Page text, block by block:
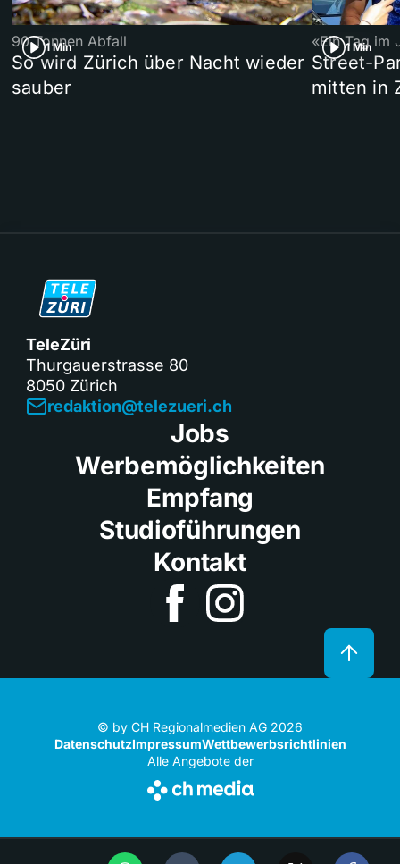
1 Min
90 Tonnen Abfall
So wird Zürich über Nacht wieder
sauber
1 Min
«Ein Tag im
Street-
mitten in
TeleZüri
Thurgauerstrasse 80
8050 Zürich
redaktion@telezueri.ch
Jobs
Werbemöglichkeiten
Empfang
Studioführungen
Kontakt
© by CH Regionalmedien AG 2026
DatenschutzImpressumWettbewerbsrichtlinien
Alle Angebote der